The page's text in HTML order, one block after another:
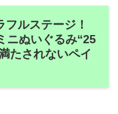
ルステージ！
ニぬいぐるみ“25
たされないペイ